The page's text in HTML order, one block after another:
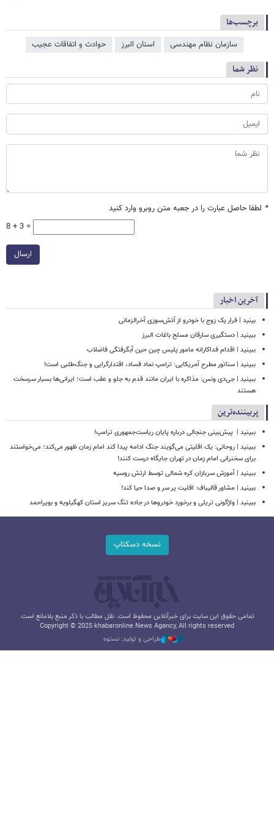
برچسب‌ها
سازمان نظام مهندسی استان البرز حوادث و اتفاقات عجیب
نظر شما
* لطفا حاصل عبارت را در جعبه متن روبرو وارد کنید
8 + 3 =
ارسال
آخرین اخبار
بینید | فرار یک زوج با خودرو از آتش‌سوزی آخرالزمانی
ببینید | دستگیری سارقان مسلح باغات البرز
ببینید | اقدام فداکارانه مامور پلیس چین حین آبگرفتگی فاضلاب
ببینید | سناتور مطرح آمریکایی: ترامپ نماد فساد، اقتدارگرایی و جنگ‌طلبی است!
ببینید | جی‌دی ونس: مذاکره با ایران مانند قدم به جلو و عقب است؛ ایرانی‌ها بسیار سرسخت
هستند
پربیننده‌ترین
ببینید | ‏ پیش‌بینی جنجالی درباره پایان ریاست‌جمهوری ترامپ!
ببینید | روحانی: یک اقلیتی می‌گویند جنگ ادامه پیدا کند امام زمان ظهور می‌کند؛ می‌خواستند
برای سخنرانی امام زمان در تهران جایگاه درست کنند!
ببینید | آموزش سربازان کره شمالی توسط ارتش روسیه
ببینید | مشاور قالیباف: اقلیت پر سر و صدا حیا کند!
ببینید | واژگونی تریلی و برخورد خودروها در جاده تنگ سریز استان کهگیلویه و بویراحمد
نسخه دسکتاپ
تمامی حقوق این سایت برای خبرآنلاین محفوظ است. نقل مطالب با ذکر منبع بلامانع است.
Copyright © 2025 khabaronline News Agancy, All rights reserved
طراحی و تولید: نستوه